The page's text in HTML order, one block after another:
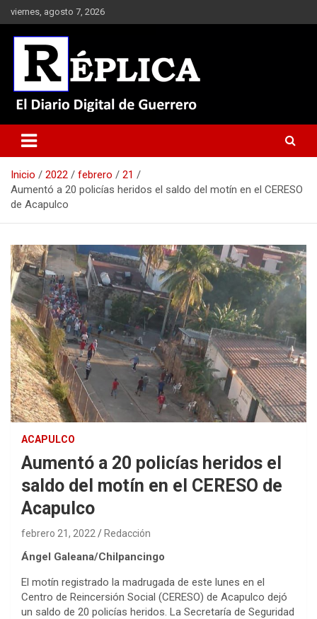
Saltar
al
contenido
viernes, agosto 7, 2026
Réplica
Inicio 2022 febrero
21
Aumentó a 20 policías heridos el saldo del motín en el CERESO
de Acapulco
ACAPULCO
Aumentó a 20 policías heridos el
saldo del motín en el CERESO de
Acapulco
febrero 21, 2022 Redacción
Ángel Galeana/Chilpancingo
El motín registrado la madrugada de este lunes en el
Centro de Reincersión Social (CERESO) de Acapulco dejó
un saldo de 20 policías heridos. La Secretaría de Seguridad